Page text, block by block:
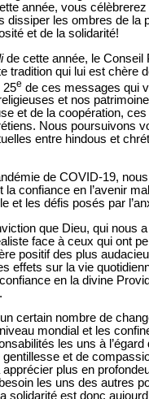
année, vous
dissiper les ombres de
et de la solidarité!
de cette année, le Conseil
tradition qui lui est
25e de ces messages qui
et nos
et de la coopération,
Nous poursuivons
entre hindous et
de COVID-19,
la confiance en l’avenir
et les défis posés par
que Dieu, qui nous
face à ceux qui ont
positif des plus
effets sur la vie
en la divine
certain nombre de
mondial et les
les uns à
et de
plus en
les uns des autres
solidarité est donc